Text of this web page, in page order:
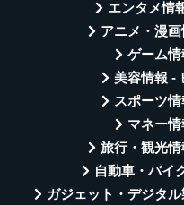
エンタメ情
アニメ・漫
ゲーム情
美容情報 -
スポーツ
マネー
旅行・観光
自動車・バイ
ガジェット・デジタ